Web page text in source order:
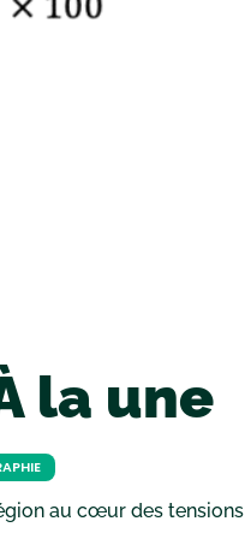
la une
au cœur des tensions